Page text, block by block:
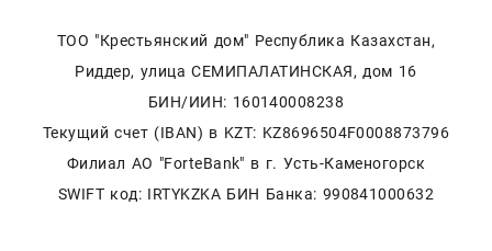
ТОО "Крестьянский дом" Республика Казахстан,
Риддер, улица СЕМИПАЛАТИНСКАЯ, дом 16
БИН/ИИН: 160140008238
Текущий счет (IBAN) в KZT: KZ8696504F0008873796
Филиал АО "ForteBank" в г. Усть-Каменогорск
SWIFT код: IRTYKZKA БИН Банка: 990841000632